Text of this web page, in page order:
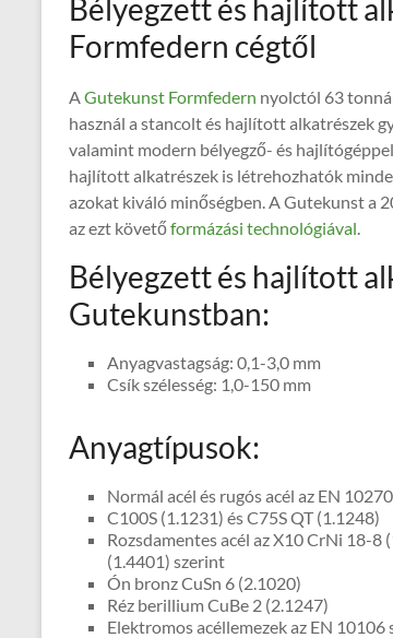
Bélyegzett és hajlított
Formfedern cégtől
AGutekunst Formfedern nyolctól 63
használ a stancolt és hajlított alkatrészek
valamint modern bélyegző- és
hajlított alkatrészek is létrehozhatók
azokat kiváló minőségben. A Gutekunst a
az ezt követőformázási technológiával.
Bélyegzett és hajlított
Gutekunstban:
Anyagvastagság: 0,1-3,0 mm
Csík szélesség: 1,0-150 mm
Anyagtípusok:
Normál acél és rugós acél az EN
C100S (1.1231) és C75S QT (1.1248)
Rozsdamentes acél az X10 CrNi 18-
(1.4401) szerint
Ón bronz CuSn 6 (2.1020)
Réz berillium CuBe 2 (2.1247)
Elektromos acéllemezek az EN 10106